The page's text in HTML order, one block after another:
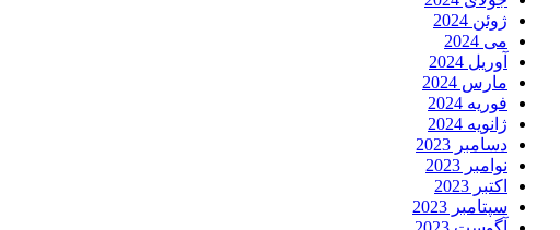
ژوئن 2024
می 2024
آوریل 2024
مارس 2024
فوریه 2024
ژانویه 2024
دسامبر 2023
نوامبر 2023
اکتبر 2023
سپتامبر 2023